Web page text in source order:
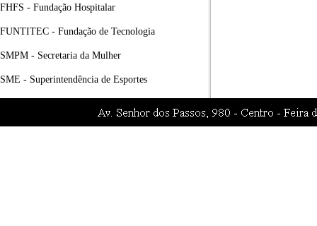
FHFS - Fundação Hospitalar
FUNTITEC - Fundação de Tecnologia
SMPM - Secretaria da Mulher
SME - Superintendência de Esportes